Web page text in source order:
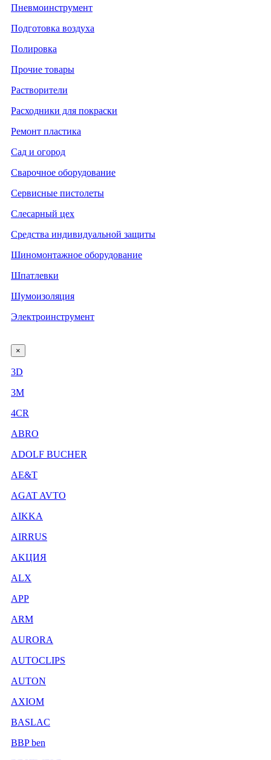
Пневмоинструмент
Подготовка воздуха
Полировка
Прочие товары
Растворители
Расходники для покраски
Ремонт пластика
Сад и огород
Сварочное оборудование
Сервисные пистолеты
Слесарный цех
Средства индивидуальной защиты
Шиномонтажное оборудование
Шпатлевки
Шумоизоляция
Электроинструмент
×
3D
3М
4CR
ABRO
ADOLF BUCHER
AE&T
AGAT AVTO
AIKKA
AIRRUS
AKЦИЯ
ALX
APP
ARM
AURORA
AUTOCLIPS
AUTON
AXIOM
BASLAC
BBP ben